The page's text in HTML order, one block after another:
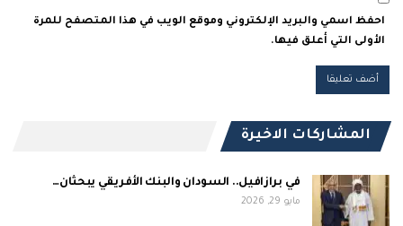
احفظ اسمي والبريد الإلكتروني وموقع الويب في هذا المتصفح للمرة
الأولى التي أعلق فيها.
المشاركات الاخيرة
في برازافيل.. السودان والبنك الأفريقي يبحثان…
مايو 29, 2026